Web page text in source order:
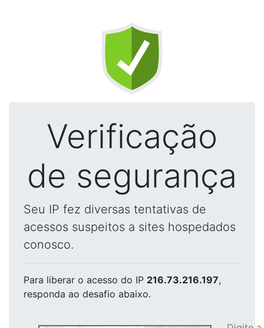
Verificação
de segurança
Seu IP fez diversas tentativas de
acessos suspeitos a sites hospedados
conosco.
Para liberar o acesso do IP 216.73.216.197,
responda ao desafio abaixo.